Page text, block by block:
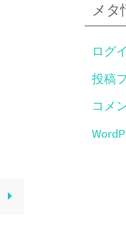
メタ
ログ
投稿
コメ